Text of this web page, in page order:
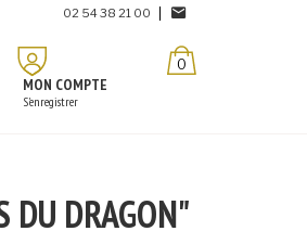
02 54 38 21 00
MON COMPTE
S'enregistrer
0
DU DRAGON"